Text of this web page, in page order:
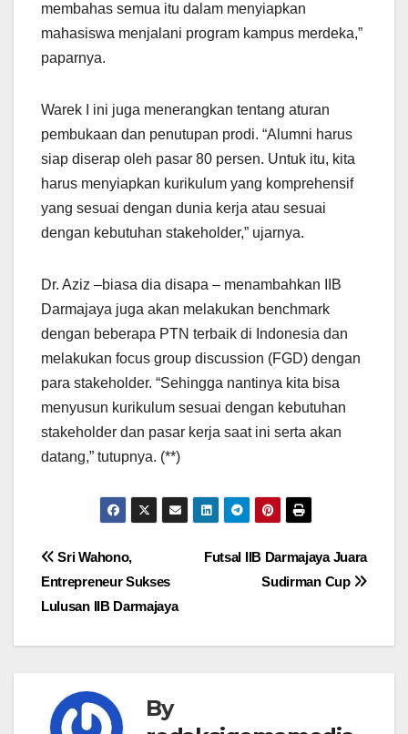
membahas semua itu dalam menyiapkan
mahasiswa menjalani program kampus merdeka,”
paparnya.
Warek I ini juga menerangkan tentang aturan
pembukaan dan penutupan prodi. “Alumni harus
siap diserap oleh pasar 80 persen. Untuk itu, kita
harus menyiapkan kurikulum yang komprehensif
yang sesuai dengan dunia kerja atau sesuai
dengan kebutuhan stakeholder,” ujarnya.
Dr. Aziz –biasa dia disapa – menambahkan IIB
Darmajaya juga akan melakukan benchmark
dengan beberapa PTN terbaik di Indonesia dan
melakukan focus group discussion (FGD) dengan
para stakeholder. “Sehingga nantinya kita bisa
menyusun kurikulum sesuai dengan kebutuhan
stakeholder dan pasar kerja saat ini serta akan
datang,” tutupnya. (**)
Navigasi
pos
Futsal IIB Darmajaya Juara
Sudirman Cup
Sri Wahono,
Entrepreneur Sukses
Lulusan IIB Darmajaya
By